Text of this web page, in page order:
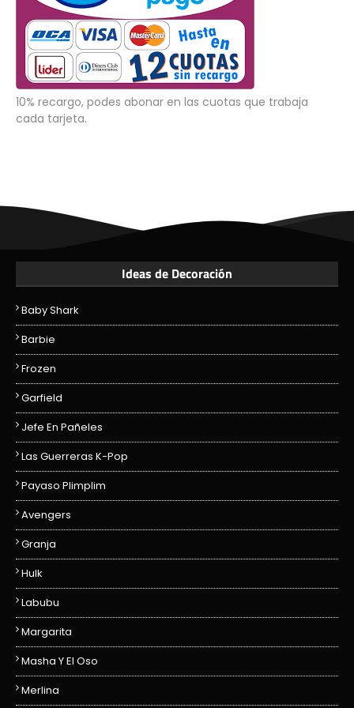
10% recargo, podes abonar en las cuotas que trabaja
cada tarjeta.
Ideas de Decoración
Baby Shark
Barbie
Frozen
Garfield
Jefe En Pañeles
Las Guerreras K-Pop
Payaso Plimplim
Avengers
Granja
Hulk
Labubu
Margarita
Masha Y El Oso
Merlina